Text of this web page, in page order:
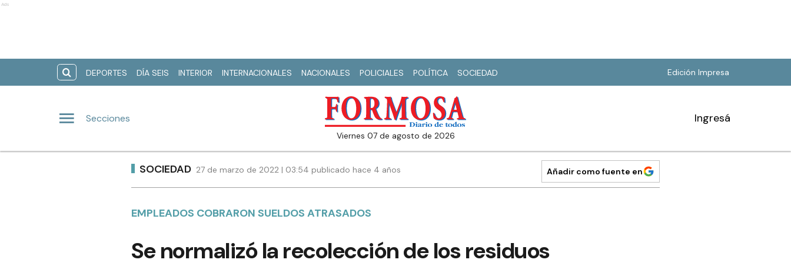
Ads
DEPORTES DÍA SEIS INTERIOR INTERNACIONALES NACIONALES POLICIALES POLÍTICA SOCIEDAD Edición Impresa
Secciones
viernes 07 de agosto de 2026
Ingresá
SOCIEDAD 27 de marzo de 2022 | 03:54 publicado hace 4 años Añadir como fuente en
EMPLEADOS COBRARON SUELDOS ATRASADOS
Se normalizó la recolección de los residuos